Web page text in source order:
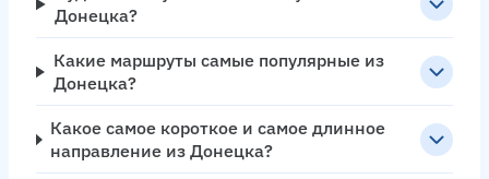
Донецка?
Какие маршруты самые популярные из
Донецка?
Какое самое короткое и самое длинное
направление из Донецка?